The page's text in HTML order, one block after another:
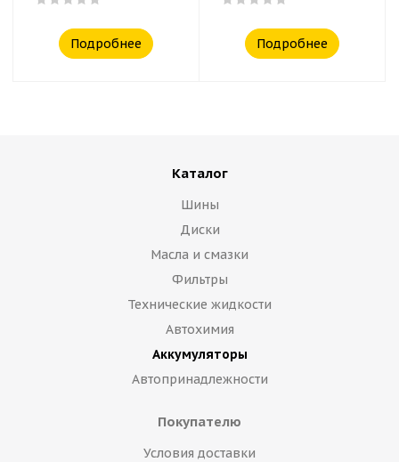
Подробнее Подробнее
Каталог
Шины
Диски
Масла и смазки
Фильтры
Технические жидкости
Автохимия
Аккумуляторы
Автопринадлежности
Покупателю
Условия доставки